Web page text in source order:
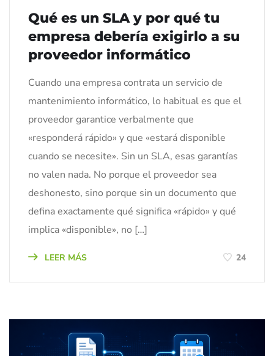
Qué es un SLA y por qué tu
empresa debería exigirlo a su
proveedor informático
Cuando una empresa contrata un servicio de
mantenimiento informático, lo habitual es que el
proveedor garantice verbalmente que
«responderá rápido» y que «estará disponible
cuando se necesite». Sin un SLA, esas garantías
no valen nada. No porque el proveedor sea
deshonesto, sino porque sin un documento que
defina exactamente qué significa «rápido» y qué
implica «disponible», no […]
LEER MÁS 24